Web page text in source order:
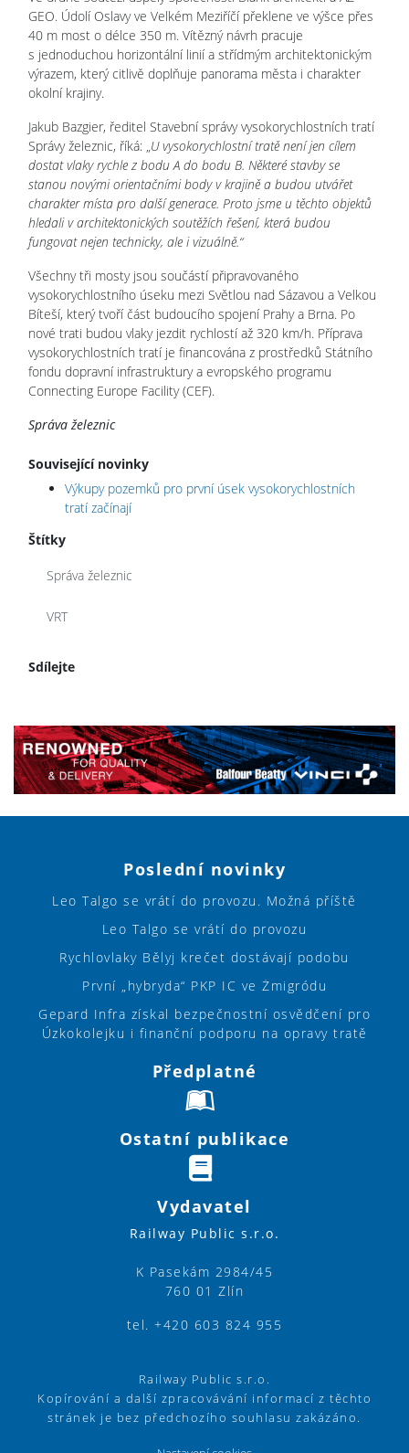
GEO. Údolí Oslavy ve Velkém Meziříčí překlene ve výšce přes
40 m most o délce 350 m. Vítězný návrh pracuje
s jednoduchou horizontální linií a střídmým architektonickým
výrazem, který citlivě doplňuje panorama města i charakter
okolní krajiny.
Jakub Bazgier, ředitel Stavební správy vysokorychlostních tratí
Správy železnic, říká: „U vysokorychlostní tratě není jen cílem
dostat vlaky rychle z bodu A do bodu B. Některé stavby se
stanou novými orientačními body v krajině a budou utvářet
charakter místa pro další generace. Proto jsme u těchto objektů
hledali v architektonických soutěžích řešení, která budou
fungovat nejen technicky, ale i vizuálně.“
Všechny tři mosty jsou součástí připravovaného
vysokorychlostního úseku mezi Světlou nad Sázavou a Velkou
Bíteší, který tvoří část budoucího spojení Prahy a Brna. Po
nové trati budou vlaky jezdit rychlostí až 320 km/h. Příprava
vysokorychlostních tratí je financována z prostředků Státního
fondu dopravní infrastruktury a evropského programu
Connecting Europe Facility (CEF).
Správa železnic
Související novinky
Výkupy pozemků pro první úsek vysokorychlostních
tratí začínají
Štítky
Správa železnic
VRT
Sdílejte
Poslední novinky
Leo Talgo se vrátí do provozu. Možná příště
Leo Talgo se vrátí do provozu
Rychlovlaky Bělyj krečet dostávají podobu
První „hybryda“ PKP IC ve Żmigródu
Gepard Infra získal bezpečnostní osvědčení pro
Úzkokolejku i finanční podporu na opravy tratě
Předplatné
Ostatní publikace
Vydavatel
Railway Public s.r.o.
K Pasekám 2984/45
760 01 Zlín
tel. +420 603 824 955
Railway Public s.r.o.
Kopírování a další zpracovávání informací z těchto
stránek je bez předchozího souhlasu zakázáno.